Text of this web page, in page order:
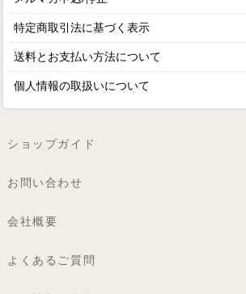
特定商取引法に基づく表示
送料とお支払い方法について
個人情報の取扱いについて
ショップガイド
お問い合わせ
会社概要
よくあるご質問